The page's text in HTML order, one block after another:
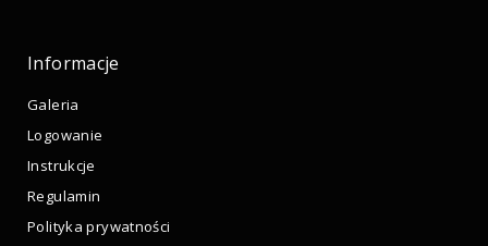
Informacje
Galeria
Logowanie
Instrukcje
Regulamin
Polityka prywatności